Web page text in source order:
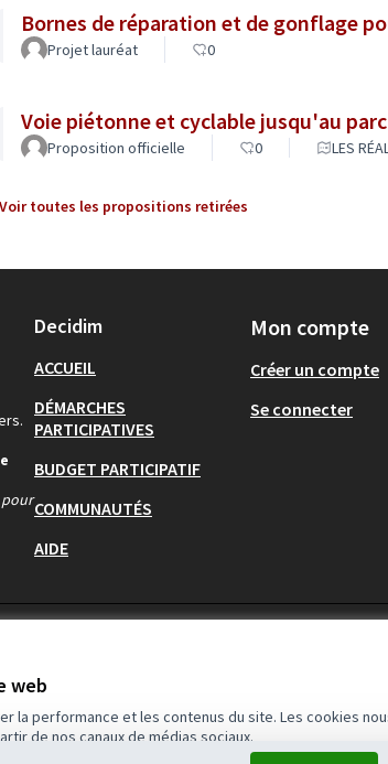
web
la performance et les contenus du site. Les cookies
de nos canaux de médias sociaux.
Bornes de réparation et de gonflage
Projet lauréat 0
Voie piétonne et cyclable jusqu'au
Proposition officielle 0 LES
Voir toutes les propositions retirées
Decidim
ACCUEIL
DÉMARCHES
PARTICIPATIVES
BUDGET PARTICIPATIF
COMMUNAUTÉS
AIDE
Mon compte
Créer un compte
Se connecter